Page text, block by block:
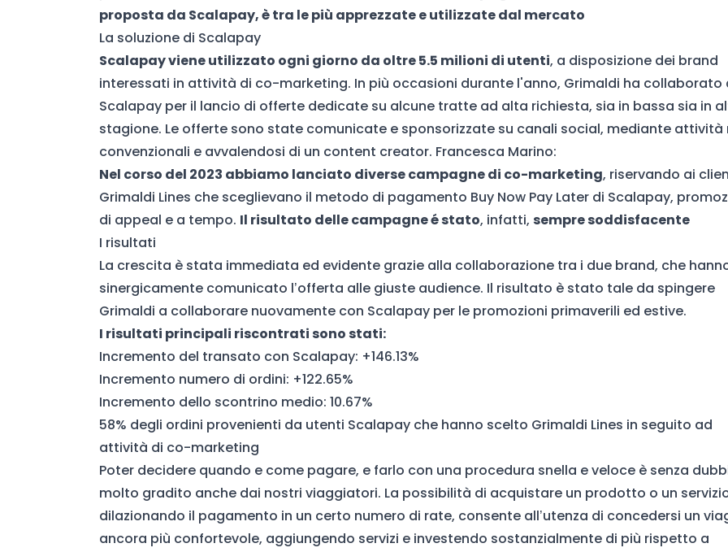
proposta da Scalapay, è tra le più apprezzate e utilizzate dal mercato
La soluzione di Scalapay
Scalapay viene utilizzato ogni giorno da oltre 5.5 milioni di utenti, a disposizione dei brand
interessati in attività di co-marketing. In più occasioni durante l'anno, Grimaldi ha collaborato
Scalapay per il lancio di offerte dedicate su alcune tratte ad alta richiesta, sia in bassa sia in
stagione. Le offerte sono state comunicate e sponsorizzate su canali social, mediante attività
convenzionali e avvalendosi di un content creator. Francesca Marino:
Nel corso del 2023 abbiamo lanciato diverse campagne di co-marketing, riservando ai
Grimaldi Lines che sceglievano il metodo di pagamento Buy Now Pay Later di Scalapay,
di appeal e a tempo. Il risultato delle campagne é stato, infatti, sempre soddisfacente
I risultati
La crescita è stata immediata ed evidente grazie alla collaborazione tra i due brand, che
sinergicamente comunicato l’offerta alle giuste audience. Il risultato è stato tale da spingere
Grimaldi a collaborare nuovamente con Scalapay per le promozioni primaverili ed estive.
I risultati principali riscontrati sono stati:
Incremento del transato con Scalapay: +146.13%
Incremento numero di ordini: +122.65%
Incremento dello scontrino medio: 10.67%
58% degli ordini provenienti da utenti Scalapay che hanno scelto Grimaldi Lines in seguito ad
attività di co-marketing
Poter decidere quando e come pagare, e farlo con una procedura snella e veloce è senza
molto gradito anche dai nostri viaggiatori. La possibilità di acquistare un prodotto o un
dilazionando il pagamento in un certo numero di rate, consente all’utenza di concedersi un
ancora più confortevole, aggiungendo servizi e investendo sostanzialmente di più rispetto a